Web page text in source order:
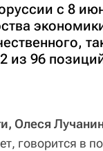
с 8
из 96
Олеся
говорится в